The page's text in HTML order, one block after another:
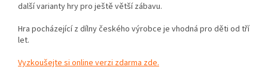
další varianty hry pro ještě větší zábavu.
Hra pocházející z dílny českého výrobce je vhodná pro děti od tří
let.
Vyzkoušejte si online verzi zdarma zde.